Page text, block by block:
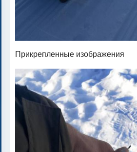
Прикрепленные изображения